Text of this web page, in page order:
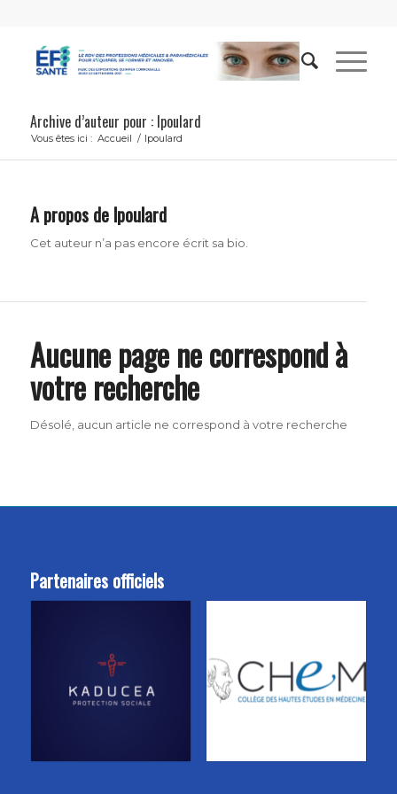
Archive d’auteur pour : lpoulard
Vous êtes ici : Accueil / lpoulard
A propos de lpoulard
Cet auteur n’a pas encore écrit sa bio.
Aucune page ne correspond à
votre recherche
Désolé, aucun article ne correspond à votre recherche
Partenaires officiels